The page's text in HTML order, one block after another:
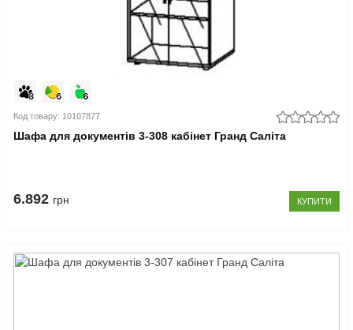
Код товару: 10107877
Шафа для документів 3-308 кабінет Гранд Саліта
6.892 грн КУПИТИ